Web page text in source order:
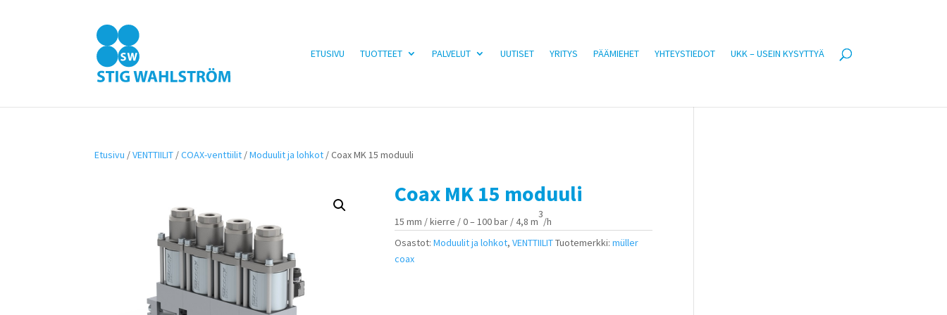
ETUSIVU TUOTTEET PALVELUT UUTISET YRITYS PÄÄMIEHET YHTEYSTIEDOT UKK – USEIN KYSYTTYÄ
Etusivu /VENTTIILIT /COAX-venttiilit /Moduulit ja lohkot / Coax MK 15 moduuli
Coax MK 15 moduuli
15 mm / kierre / 0 – 100 bar / 4,8 m
3
/h
Osastot:Moduulit ja lohkot,VENTTIILITTuotemerkki:müller
coax